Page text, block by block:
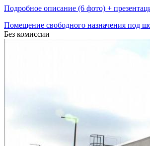
Подробное описание (6 фото) +
Помещение свободного назначения под
Без комиссии